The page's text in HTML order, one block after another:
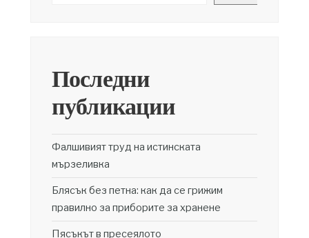
Последни
публикации
Фалшивият труд на истинската
мързеливка
Блясък без петна: как да се грижим
правилно за приборите за хранене
Пясъкът в пресеялото